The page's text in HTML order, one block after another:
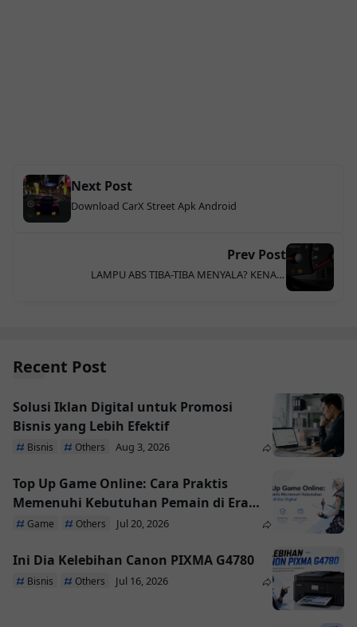
Next Post
Download CarX Street Apk Android
Prev Post
LAMPU ABS TIBA-TIBA MENYALA? KENALI
Recent Post
Solusi Iklan Digital untuk Promosi
Bisnis yang Lebih Efektif
Bisnis Others Aug 3, 2026
Top Up Game Online: Cara Praktis
Memenuhi Kebutuhan Pemain di Era
Digital
Game Others Jul 20, 2026
Ini Dia Kelebihan Canon PIXMA G4780
Bisnis Others Jul 16, 2026